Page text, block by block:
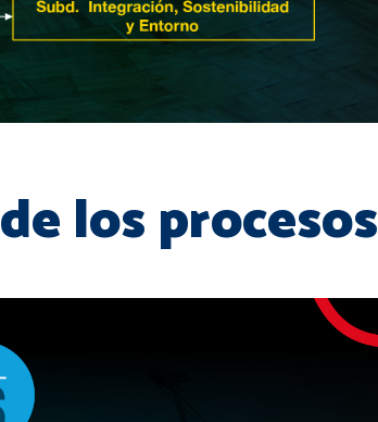
los procesos